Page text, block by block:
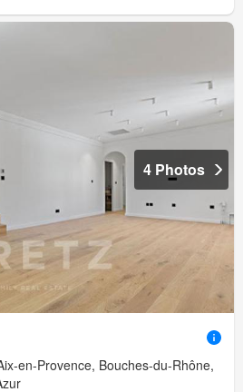
4 Photos
en-Provence, Bouches-du-Rhône,